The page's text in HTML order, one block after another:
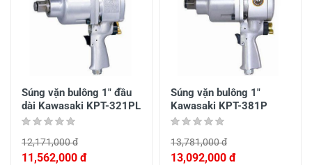
Súng vặn bulông 1" đầu
dài Kawasaki KPT-321PL
12,171,000 đ
11,562,000 đ
Súng vặn bulông 1"
Kawasaki KPT-381P
13,781,000 đ
13,092,000 đ